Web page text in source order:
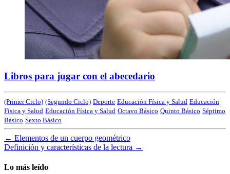
Libros para jugar con el abecedario
(Primer Ciclo) (Segundo Ciclo) Deporte Educación Física y Salud Educación
Física y Salud Educación Física y Salud Octavo Básico Quinto Básico Séptimo
Básico Sexto Básico
← Elementos de un cuerpo geométrico
Definición y características de la lectura →
Lo más leído